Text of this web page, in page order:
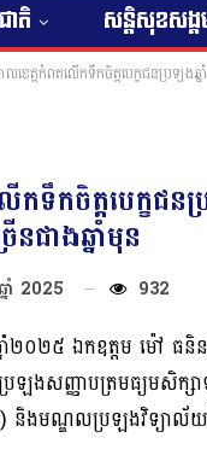
ាតិ សន្តិសុខសង្
ខេត្តកំពតលើកទឹកចិត្តបេក្ខជនប្រឡងឆ្
ទឹកចិត្តបេក្ខជ
នជាងឆ្នាំមុន
ាំ 2025 932
២០២៥ ឯកឧត្តម ម៉ៅ ធនិន
ប្រឡងសញ្ញាបត្រមធ្យម
និងមណ្ឌលប្រឡងវិទ្យាល័យ